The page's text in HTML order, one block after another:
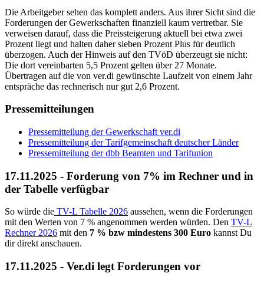
Die Arbeitgeber sehen das komplett anders. Aus ihrer Sicht sind die
Forderungen der Gewerkschaften finanziell kaum vertretbar. Sie
verweisen darauf, dass die Preissteigerung aktuell bei etwa zwei
Prozent liegt und halten daher sieben Prozent Plus für deutlich
überzogen. Auch der Hinweis auf den TVöD überzeugt sie nicht:
Die dort vereinbarten 5,5 Prozent gelten über 27 Monate.
Übertragen auf die von ver.di gewünschte Laufzeit von einem Jahr
entspräche das rechnerisch nur gut 2,6 Prozent.
Pressemitteilungen
Pressemitteilung der Gewerkschaft ver.di
Pressemitteilung der Tarifgemeinschaft deutscher Länder
Pressemitteilung der dbb Beamten und Tarifunion
17.11.2025 - Forderung von 7% im Rechner und in
der Tabelle verfügbar
So würde die TV-L Tabelle 2026 aussehen, wenn die Forderungen
mit den Werten von 7 % angenommen werden würden. Den TV-L
Rechner 2026 mit den 7 % bzw mindestens 300 Euro kannst Du
dir direkt anschauen.
17.11.2025 - Ver.di legt Forderungen vor